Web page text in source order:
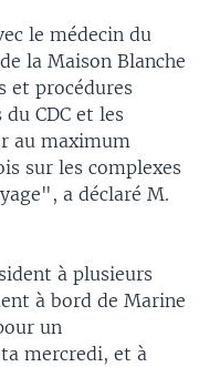
le médecin du
la Maison Blanche
et procédures
CDC et les
au maximum
sur les complexes
a déclaré M.
à plusieurs
à bord de Marine
un
mercredi, et à